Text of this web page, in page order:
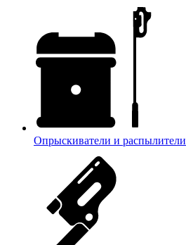
Опрыскиватели и распылители